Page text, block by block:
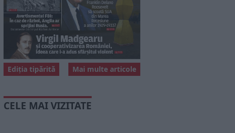
Mai multe articole
Ediția tipărită
CELE MAI VIZITATE